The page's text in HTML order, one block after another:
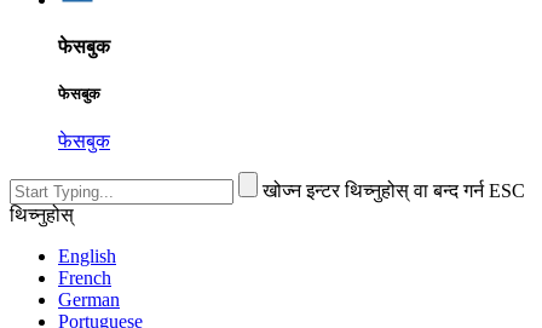
फेसबुक
फेसबुक
फेसबुक
खोज्न इन्टर थिच्नुहोस् वा बन्द गर्न ESC
थिच्नुहोस्
English
French
German
Portuguese